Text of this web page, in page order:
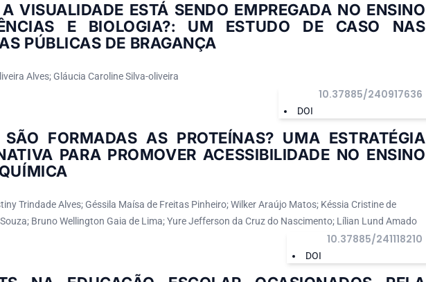
VISUALIDADE ESTÁ SENDO EMPREGADA NO ENSINO
E BIOLOGIA?: UM ESTUDO DE CASO NAS
PÚBLICAS DE BRAGANÇA
Alves; Gláucia Caroline Silva-oliveira
DOI
10.37885/240917636
FORMADAS AS PROTEÍNAS? UMA ESTRATÉGIA
PARA PROMOVER ACESSIBILIDADE NO ENSINO
Trindade Alves; Géssila Maísa de Freitas Pinheiro; Wilker Araújo Matos; Késsia Cristine de
Bruno Wellington Gaia de Lima; Yure Jefferson da Cruz do Nascimento; Lílian Lund Amado
DOI
10.37885/241118210